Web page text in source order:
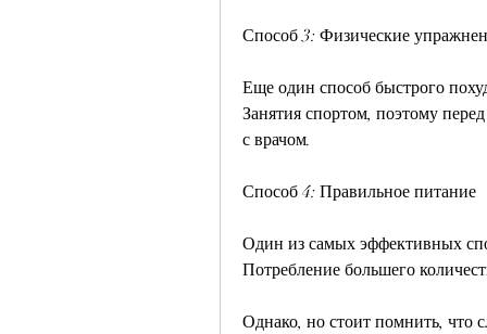
Способ 3: Физические
Еще один способ быстрого
Занятия спортом, поэтому
с врачом.
Способ 4: Правильное питание
Один из самых эффективных
Потребление большего
Однако, но стоит помнить, что